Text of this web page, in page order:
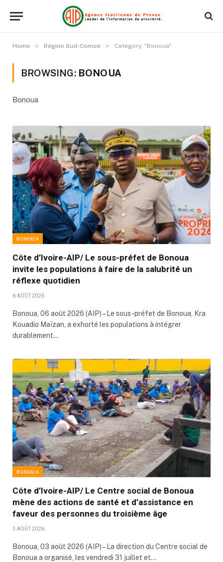
Home » Région Sud-Comoé » Category: "Bonoua"
BROWSING: BONOUA
Bonoua
BONOUA
Côte d’Ivoire-AIP/ Le sous-préfet de Bonoua
invite les populations à faire de la salubrité un
réflexe quotidien
6 AOÛT 2026
Bonoua, 06 août 2026 (AIP) – Le sous-préfet de Bonoua, Kra
Kouadio Maïzan, a exhorté les populations à intégrer
durablement…
BONOUA
Côte d’Ivoire-AIP/ Le Centre social de Bonoua
mène des actions de santé et d’assistance en
faveur des personnes du troisième âge
3 AOÛT 2026
Bonoua, 03 août 2026 (AIP) – La direction du Centre social de
Bonoua a organisé, les vendredi 31 juillet et…